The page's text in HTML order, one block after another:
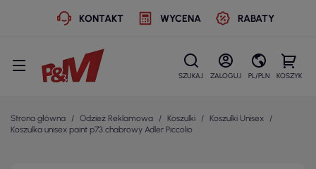
KONTAKT WYCENA RABATY
SZUKAJ ZALOGUJ PL/PLN KOSZYK
Strona główna Odzież Reklamowa Koszulki
Koszulki Unisex
Koszulka unisex paint p73 chabrowy Adler Piccolio